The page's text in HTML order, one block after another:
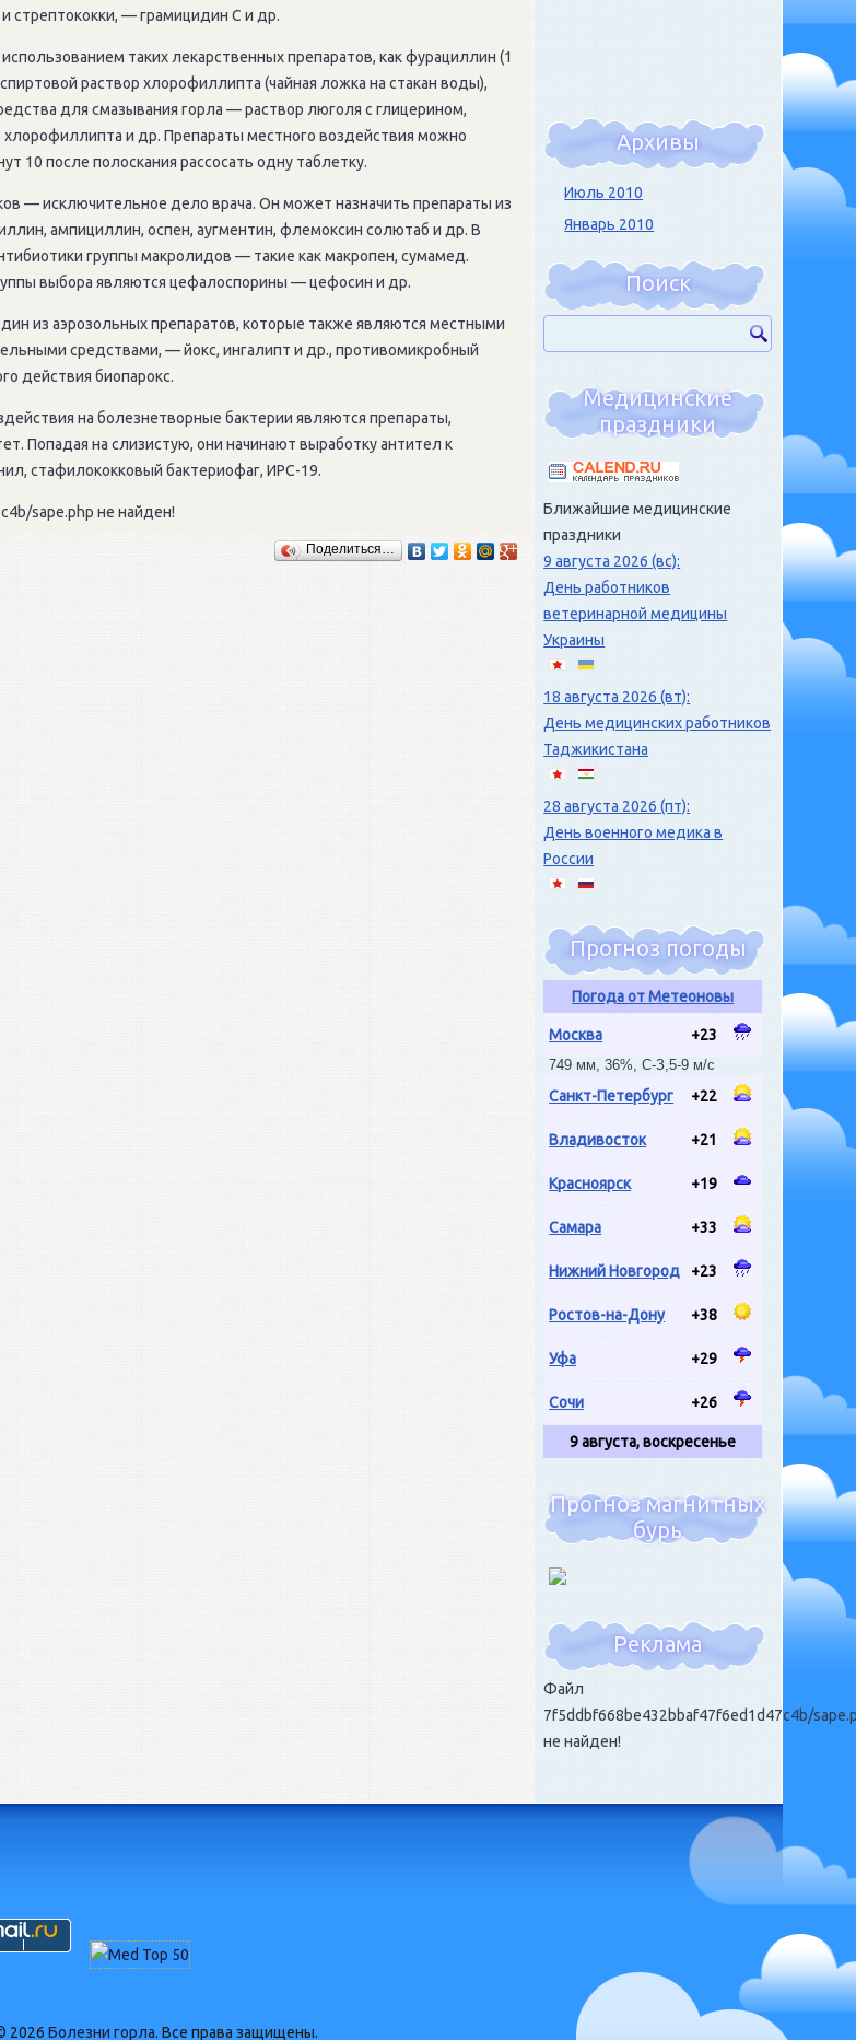
стрептококки, — грамицидин С и др.
таких лекарственных препаратов, как фурациллин (1
раствор хлорофиллипта (чайная ложка на стакан воды),
для смазывания горла — раствор люголя с глицерином,
и др. Препараты местного воздействия можно
10 после полоскания рассосать одну таблетку.
— исключительное дело врача. Он может назначить препараты из
ампициллин, оспен, аугментин, флемоксин солютаб и др. В
группы макролидов — такие как макропен, сумамед.
выбора являются цефалоспорины — цефосин и др.
из аэрозольных препаратов, которые также являются местными
средствами, — йокс, ингалипт и др., противомикробный
действия биопарокс.
на болезнетворные бактерии являются препараты,
Попадая на слизистую, они начинают выработку антител к
стафилококковый бактериофаг, ИРС-19.
sape.php не найден!
Поделиться…
Архивы
Июль 2010
Январь 2010
Поиск
Медицинские
праздники
Ближайшие медицинские
праздники
9 августа 2026 (вс):
День работников
ветеринарной медицины
Украины
18 августа 2026 (вт):
День медицинских работников
Таджикистана
28 августа 2026 (пт):
День военного медика в
России
Прогноз погоды
Погода от Метеоновы
Москва +23
749 мм, 36%, С-З,5-9 м/с
Санкт-Петербург +22
Владивосток +21
Красноярск +19
Самара +33
Нижний Новгород +23
Ростов-на-Дону +38
Уфа +29
Сочи +26
9 августа, воскресенье
Прогноз магнитных
бурь
Реклама
Файл
7f5ddbf668be432bbaf47f6ed1d47c4b/
не найден!
2026 Болезни горла. Все права защищены.